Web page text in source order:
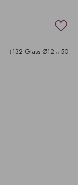
↕132 Glass Ø12↔50